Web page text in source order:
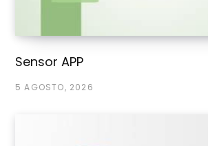
Sensor APP
5 AGOSTO, 2026